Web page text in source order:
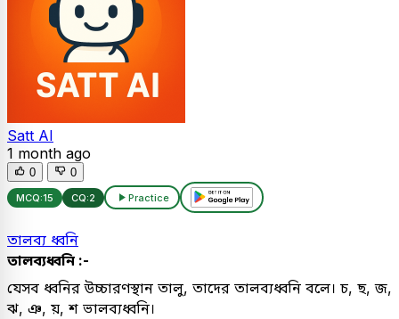
Satt AI
1 month ago
0 0
MCQ:15 CQ:2 Practice
তালব্য ধ্বনি
তালব্যধ্বনি :-
যেসব ধ্বনির উচ্চারণস্থান তালু, তাদের তালব্যধ্বনি বলে। চ, ছ, জ,
ঝ, ঞ, য়, শ ভালব্যধ্বনি।